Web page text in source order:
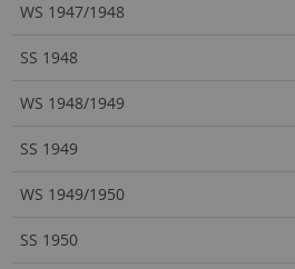
WS 1947/1948
SS 1948
WS 1948/1949
SS 1949
WS 1949/1950
SS 1950